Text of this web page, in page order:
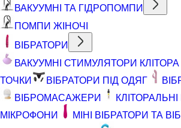
ВАКУУМНІ ТА ГІДРОПОМПИ
ПОМПИ ЖІНОЧІ
ВІБРАТОРИ
ВАКУУМНІ СТИМУЛЯТОРИ КЛІТОРА
ТОЧКИ
ВІБРАТОРИ ПІД ОДЯГ
ВІБРОМАСАЖЕРИ
МІКРОФОНИ
МІНІ ВІБРАТОРИ ТА